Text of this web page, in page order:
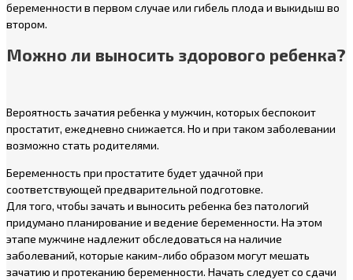
беременности в первом случае или гибель плода и выкидыш во
втором.
Можно ли выносить здорового ребенка?
Вероятность зачатия ребенка у мужчин, которых беспокоит
простатит, ежедневно снижается. Но и при таком заболевании
возможно стать родителями.
Беременность при простатите будет удачной при
соответствующей предварительной подготовке.
Для того, чтобы зачать и выносить ребенка без патологий
придумано планирование и ведение беременности. На этом
этапе мужчине надлежит обследоваться на наличие
заболеваний, которые каким-либо образом могут мешать
зачатию и протеканию беременности. Начать следует со сдачи